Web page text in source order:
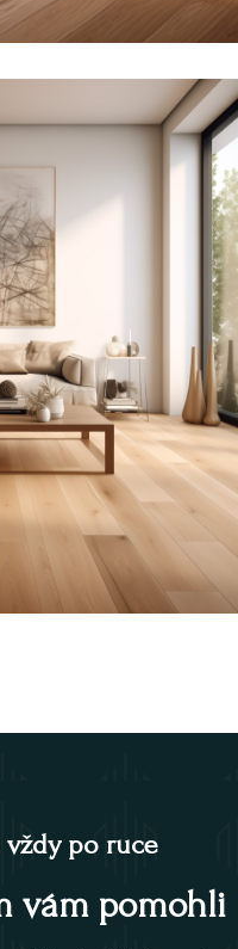
po ruce
vám pomohli